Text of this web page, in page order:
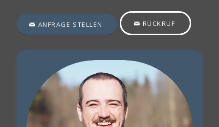
ANFRAGE STELLEN RÜCKRUF